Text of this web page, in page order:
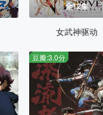
全12集
女武神驱动
豆瓣:3.0分